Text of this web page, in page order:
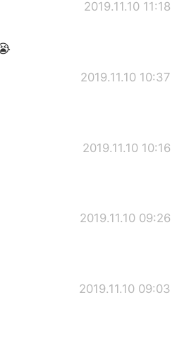
2019.11.10 11:18
2019.11.10 10:37
2019.11.10 10:16
2019.11.10 09:26
2019.11.10 09:03